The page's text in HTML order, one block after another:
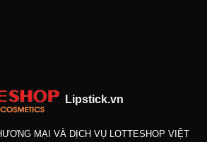
Lipstick.vn
MẠI VÀ DỊCH VỤ LOTTESHOP VIỆT